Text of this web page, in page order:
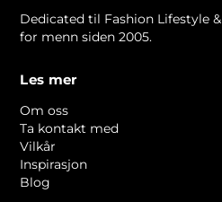
Dedicated til Fashion Lifestyle &
for menn siden 2005.
Les mer
Om oss
Ta kontakt med
Vilkår
Inspirasjon
Blog